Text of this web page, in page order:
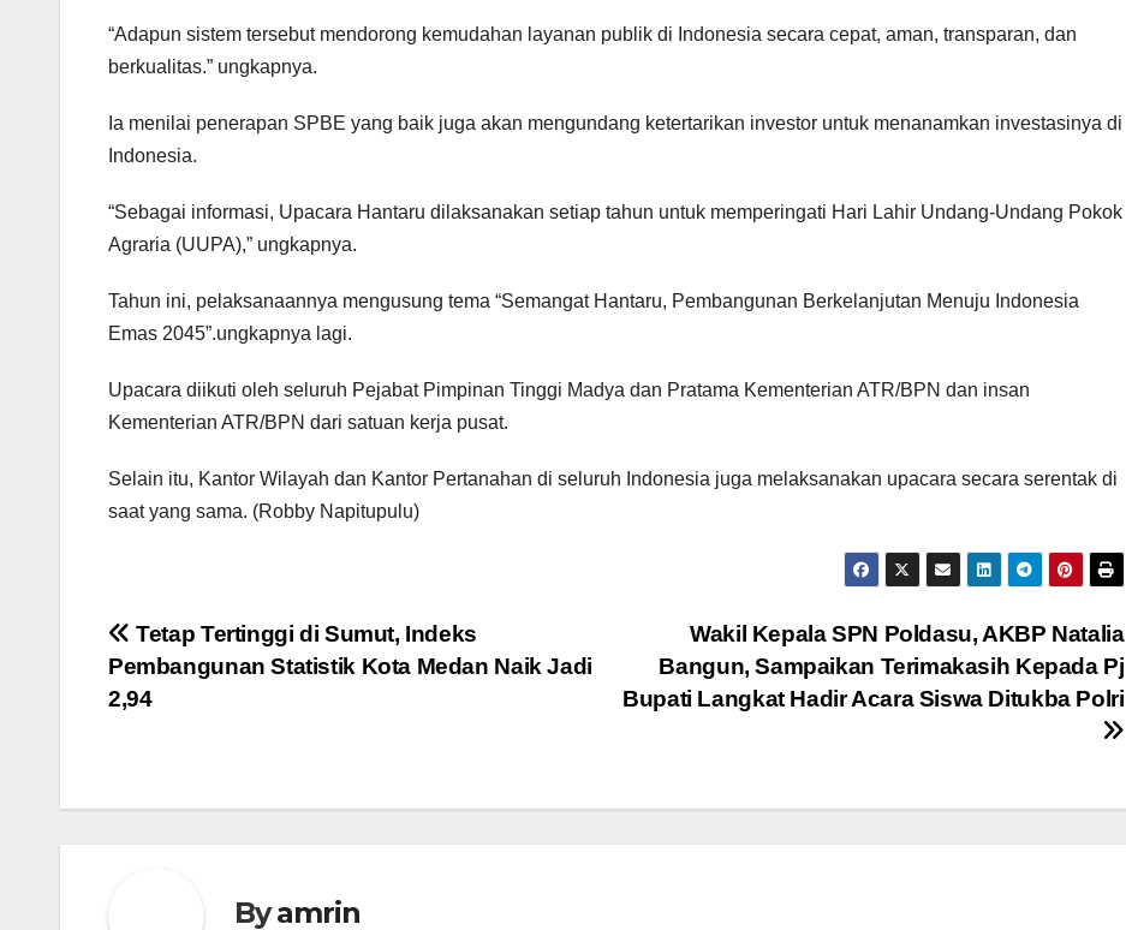
“Adapun sistem tersebut mendorong kemudahan layanan publik di Indonesia secara cepat, aman, transparan, dan
berkualitas.” ungkapnya.
Ia menilai penerapan SPBE yang baik juga akan mengundang ketertarikan investor untuk menanamkan investasinya di
Indonesia.
“Sebagai informasi, Upacara Hantaru dilaksanakan setiap tahun untuk memperingati Hari Lahir Undang-Undang Pokok
Agraria (UUPA),” ungkapnya.
Tahun ini, pelaksanaannya mengusung tema “Semangat Hantaru, Pembangunan Berkelanjutan Menuju Indonesia
Emas 2045”.ungkapnya lagi.
Upacara diikuti oleh seluruh Pejabat Pimpinan Tinggi Madya dan Pratama Kementerian ATR/BPN dan insan
Kementerian ATR/BPN dari satuan kerja pusat.
Selain itu, Kantor Wilayah dan Kantor Pertanahan di seluruh Indonesia juga melaksanakan upacara secara serentak di
saat yang sama. (Robby Napitupulu)
Navigasi
pos
Wakil Kepala SPN Poldasu, AKBP Natalia
Bangun, Sampaikan Terimakasih Kepada Pj
Bupati Langkat Hadir Acara Siswa Ditukba Polri
Tetap Tertinggi di Sumut, Indeks
Pembangunan Statistik Kota Medan Naik Jadi
2,94
Byamrin